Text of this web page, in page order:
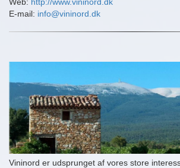
E-mail: info@vininord.dk
Vininord er udsprunget af vores store